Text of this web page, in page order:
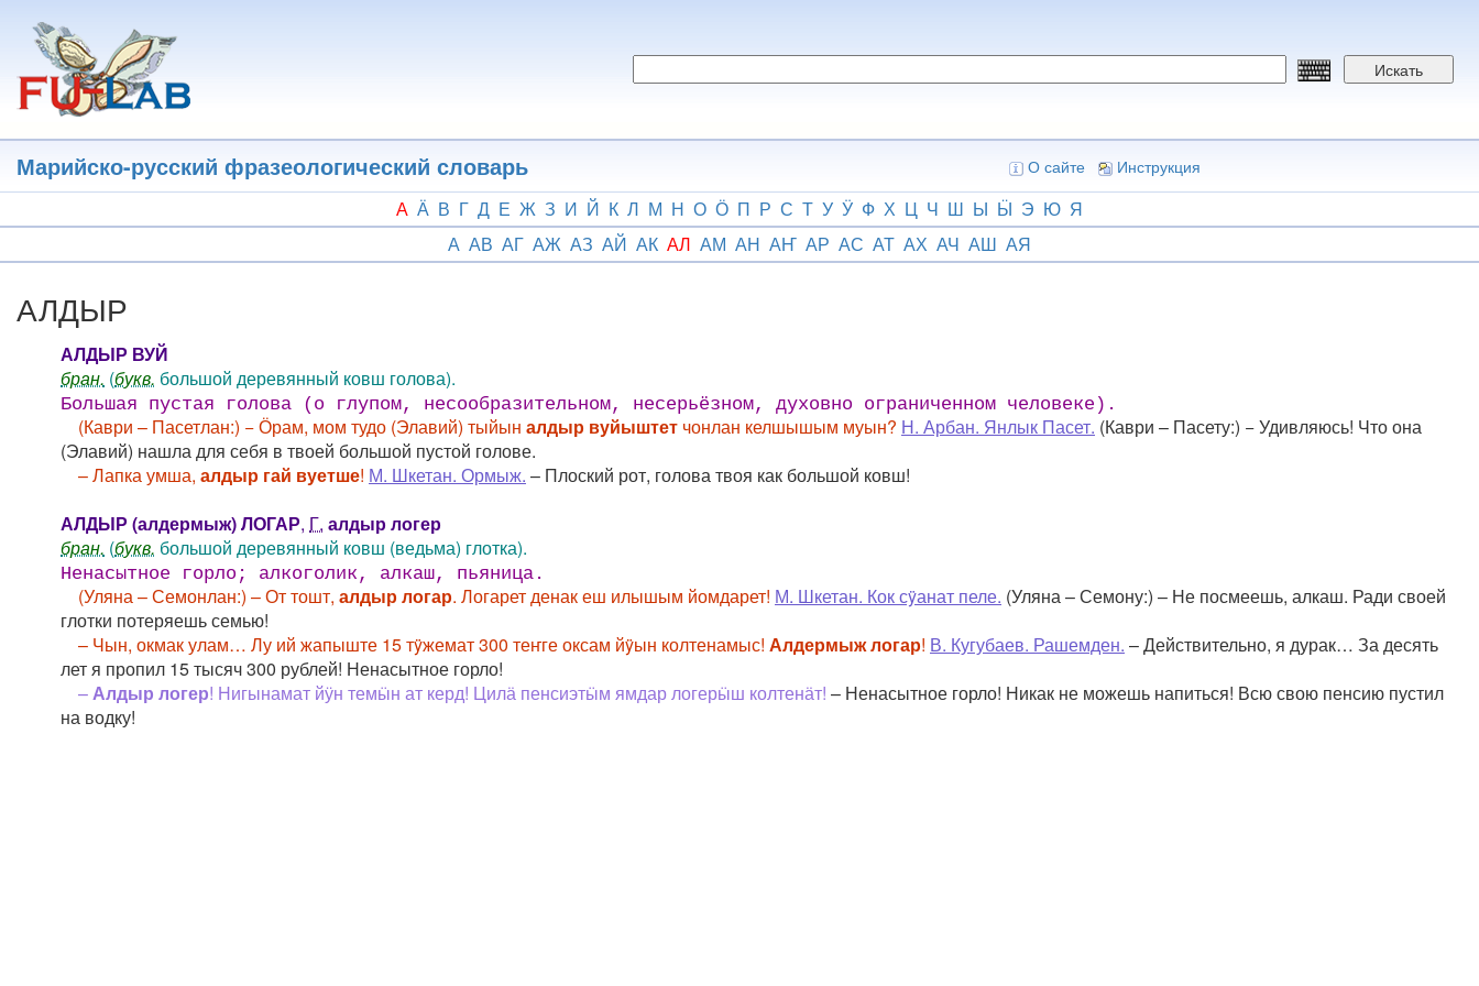
основному
содержанию
Искать
Марийско-русский фразеологический словарь О сайте Инструкция
А Ӓ В Г Д Е Ж З И Й К Л М Н О Ӧ П Р С Т У Ӱ Ф Х Ц Ч Ш Ы Ӹ Э Ю Я
А АВ АГ АЖ АЗ АЙ АК АЛ АМ АН АҤ АР АС АТ АХ АЧ АШ АЯ
АЛДЫР
АЛДЫР ВУЙ
бран. (букв. большой деревянный ковш голова).
Большая пустая голова (о глупом, несообразительном, несерьёзном, духовно ограниченном человеке).
(Каври – Пасетлан:) − Ӧрам, мом тудо (Элавий) тыйын алдыр вуйыштет чонлан келшышым муын? Н. Арбан. Янлык Пасет. (Каври – Пасету:) − Удивляюсь! Что она
(Элавий) нашла для себя в твоей большой пустой голове.
– Лапка умша, алдыр гай вуетше! М. Шкетан. Ормыж. – Плоский рот, голова твоя как большой ковш!
АЛДЫР (алдермыж) ЛОГАР, Г. алдыр логер
бран. (букв. большой деревянный ковш (ведьма) глотка).
Ненасытное горло; алкоголик, алкаш, пьяница.
(Уляна – Семонлан:) – От тошт, алдыр логар. Логарет денак еш илышым йомдарет! М. Шкетан. Кок сÿанат пеле. (Уляна – Семону:) – Не посмеешь, алкаш. Ради своей
глотки потеряешь семью!
– Чын, окмак улам… Лу ий жапыште 15 тÿжемат 300 теҥге оксам йÿын колтенамыс! Алдермыж логар! В. Кугубаев. Рашемден. – Действительно, я дурак… За десять
лет я пропил 15 тысяч 300 рублей! Ненасытное горло!
–Алдыр логер! Нигынамат йӱн темӹн ат керд! Цилӓ пенсиэтӹм ямдар логерӹш колтенӓт! – Ненасытное горло! Никак не можешь напиться! Всю свою пенсию пустил
на водку!